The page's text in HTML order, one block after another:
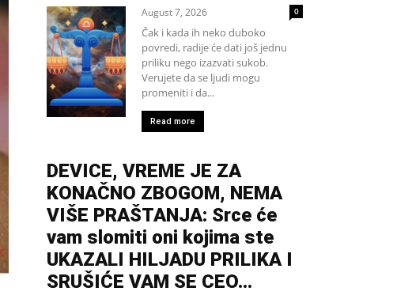
August 7, 2026 0
Čak i kada ih neko duboko
povredi, radije će dati još jednu
priliku nego izazvati sukob.
Verujete da se ljudi mogu
promeniti i da...
Read more
DEVICE, VREME JE ZA
KONAČNO ZBOGOM, NEMA
VIŠE PRAŠTANJA: Srce će
vam slomiti oni kojima ste
UKAZALI HILJADU PRILIKA I
SRUŠIĆE VAM SE CEO...